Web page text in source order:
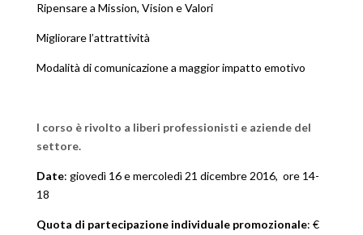
Ripensare a Mission, Vision e Valori
Migliorare l’attrattività
Modalità di comunicazione a maggior impatto emotivo
I corso è rivolto a liberi professionisti e aziende del
settore.
Date: giovedì 16 e mercoledì 21 dicembre 2016, ore 14-
18
Quota di partecipazione individuale promozionale: €